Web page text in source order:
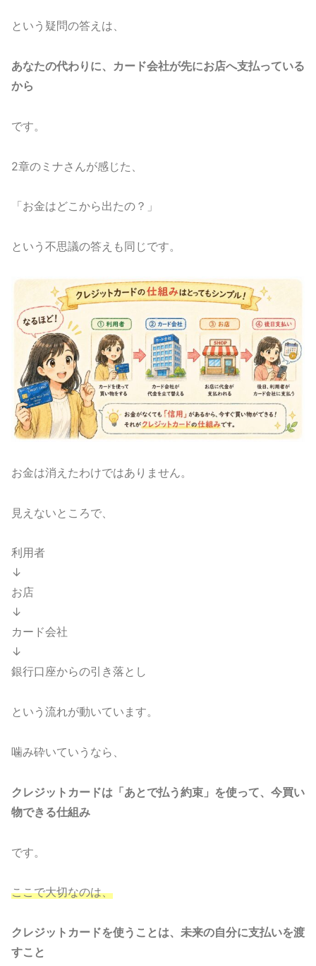
という疑問の答えは、
あなたの代わりに、カード会社が先にお店へ支払っている
から
です。
2章のミナさんが感じた、
「お金はどこから出たの？」
という不思議の答えも同じです。
お金は消えたわけではありません。
見えないところで、
利用者
↓
お店
↓
カード会社
↓
銀行口座からの引き落とし
という流れが動いています。
噛み砕いていうなら、
クレジットカードは「あとで払う約束」を使って、今買い
物できる仕組み
です。
ここで大切なのは、
クレジットカードを使うことは、未来の自分に支払いを渡
すこと